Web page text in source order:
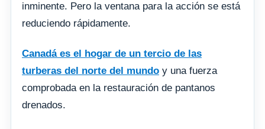
inminente. Pero la ventana para la acción se está
reduciendo rápidamente.
Canadá es el hogar de un tercio de las
turberas del norte del mundo y una fuerza
comprobada en la restauración de pantanos
drenados.